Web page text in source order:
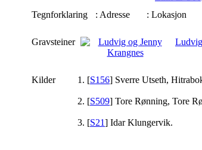
Tegnforklaring
: Adresse : Lokasjon
Gravsteiner
Kilder [S156] Sverre Utseth,
[S509] Tore Rønning, Tore
[S21] Idar Klungervik.